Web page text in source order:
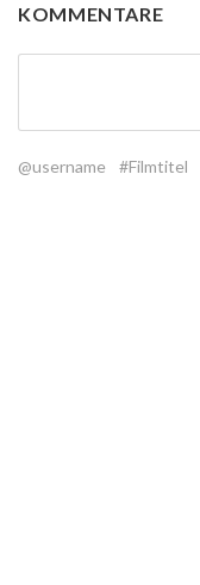
KOMMENTARE
@username #Filmtitel